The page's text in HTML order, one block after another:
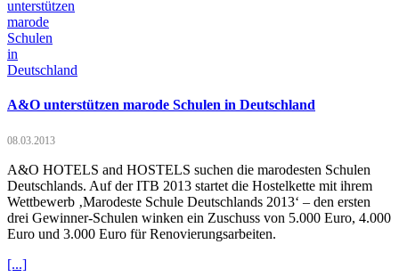
A&O unterstützen marode Schulen in Deutschland
08.03.2013
A&O HOTELS and HOSTELS suchen die marodesten Schulen
Deutschlands. Auf der ITB 2013 startet die Hostelkette mit ihrem
Wettbewerb ‚Marodeste Schule Deutschlands 2013‘ – den ersten
drei Gewinner-Schulen winken ein Zuschuss von 5.000 Euro, 4.000
Euro und 3.000 Euro für Renovierungsarbeiten.
[...]